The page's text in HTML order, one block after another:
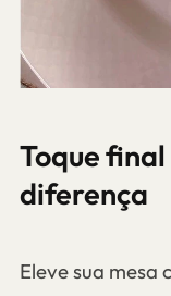
Toque
diferença
Eleve sua mesa